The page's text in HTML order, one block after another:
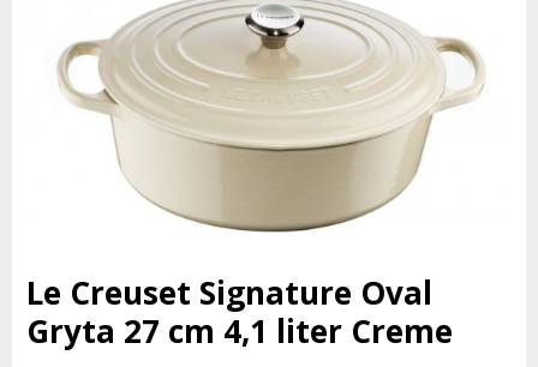
Le Creuset Signature Oval
Gryta 27 cm 4,1 liter Creme